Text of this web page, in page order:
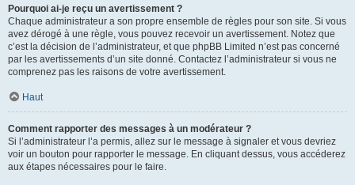
Pourquoi ai-je reçu un avertissement ?
Chaque administrateur a son propre ensemble de règles pour son site. Si vous
avez dérogé à une règle, vous pouvez recevoir un avertissement. Notez que
c’est la décision de l’administrateur, et que phpBB Limited n’est pas concerné
par les avertissements d’un site donné. Contactez l’administrateur si vous ne
comprenez pas les raisons de votre avertissement.
Haut
Comment rapporter des messages à un modérateur ?
Si l’administrateur l’a permis, allez sur le message à signaler et vous devriez
voir un bouton pour rapporter le message. En cliquant dessus, vous accéderez
aux étapes nécessaires pour le faire.